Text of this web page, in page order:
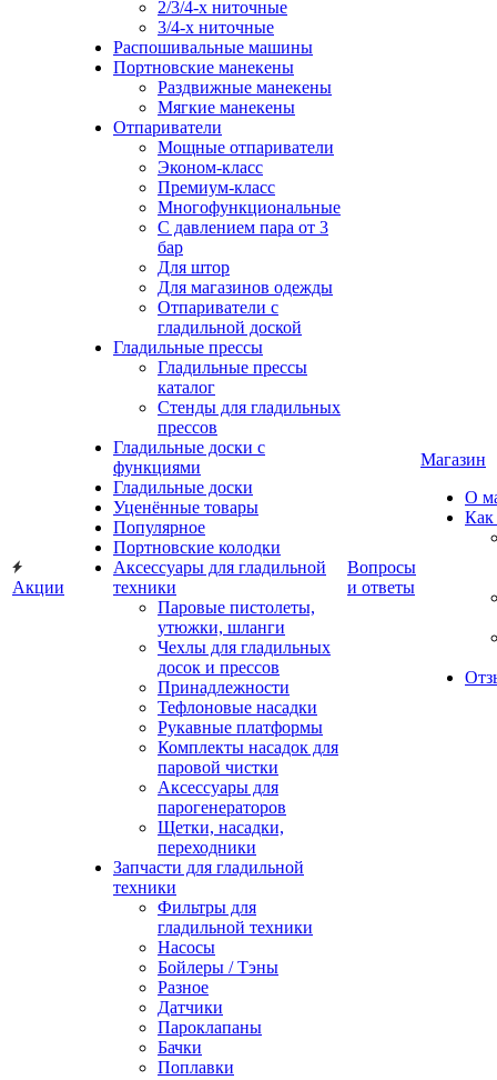
Акции
2/3/4-х ниточные
3/4-х ниточные
Распошивальные машины
Портновские манекены
Раздвижные манекены
Мягкие манекены
Отпариватели
Мощные отпариватели
Эконом-класс
Премиум-класс
Многофункциональные
С давлением пара от 3
бар
Для штор
Для магазинов одежды
Отпариватели с
гладильной доской
Гладильные прессы
Гладильные прессы
каталог
Стенды для гладильных
прессов
Гладильные доски с
функциями
Гладильные доски
Уценённые товары
Популярное
Портновские колодки
Аксессуары для гладильной
техники
Паровые пистолеты,
утюжки, шланги
Чехлы для гладильных
досок и прессов
Принадлежности
Тефлоновые насадки
Рукавные платформы
Комплекты насадок для
паровой чистки
Аксессуары для
парогенераторов
Щетки, насадки,
переходники
Запчасти для гладильной
техники
Фильтры для
гладильной техники
Насосы
Бойлеры / Тэны
Разное
Датчики
Пароклапаны
Бачки
Поплавки
Вопросы
и ответы
Магазин
О
Как